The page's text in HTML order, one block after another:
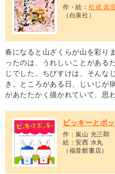
作・絵： 松成 真
（白泉社）
春になると山ざくらが山を彩り
ったのは、うれしいことがある
じでした。ちびすけは、そんな
き。ところがある日、じいじ
があたたかく描かれていて、思
ピッキーとポ
作：嵐山 光三郎
絵：安西 水丸
（福音館書店）